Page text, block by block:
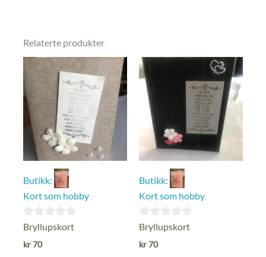
Relaterte produkter
Butikk:
Kort som hobby
0
ut
Bryllupskort
kr70
Butikk:
Kort som hobby
0
ut
Bryllupskort
kr70